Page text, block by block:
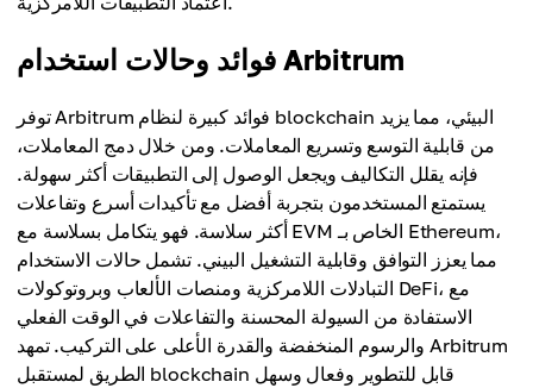
فوائد وحالات استخدام Arbitrum
توفر Arbitrum فوائد كبيرة لنظام blockchain البيئي، مما يزيد
من قابلية التوسع وتسريع المعاملات. ومن خلال دمج المعاملات،
فإنه يقلل التكاليف ويجعل الوصول إلى التطبيقات أكثر سهولة.
يستمتع المستخدمون بتجربة أفضل مع تأكيدات أسرع وتفاعلات
أكثر سلاسة. فهو يتكامل بسلاسة مع EVM الخاص بـ Ethereum،
مما يعزز التوافق وقابلية التشغيل البيني. تشمل حالات الاستخدام
التبادلات اللامركزية ومنصات الألعاب وبروتوكولات DeFi، مع
الاستفادة من السيولة المحسنة والتفاعلات في الوقت الفعلي
والرسوم المنخفضة والقدرة الأعلى على التركيب. تمهد Arbitrum
الطريق لمستقبل blockchain قابل للتطوير وفعال وسهل